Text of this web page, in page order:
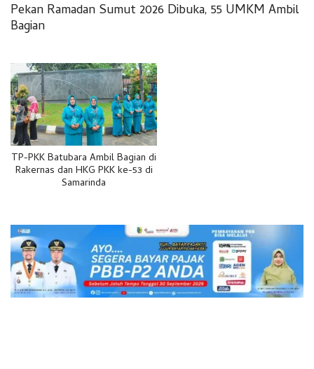
Pekan Ramadan Sumut 2026 Dibuka, 55 UMKM Ambil
Bagian
TP-PKK Batubara Ambil Bagian di
Rakernas dan HKG PKK ke-53 di
Samarinda